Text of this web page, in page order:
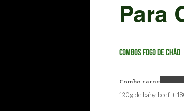
Para
Combos Fogo de Chão
Combo carne
120g de baby beef +